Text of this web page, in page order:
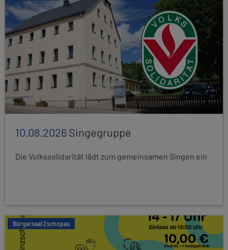
10.08.2026Singegruppe
Die Volkssolidarität lädt zum gemeinsamen Singen ein
Bürgersaal Zschopau